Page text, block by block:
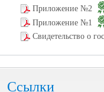
Приложение №2
Приложение №1
Свидетельство о
Ссылки